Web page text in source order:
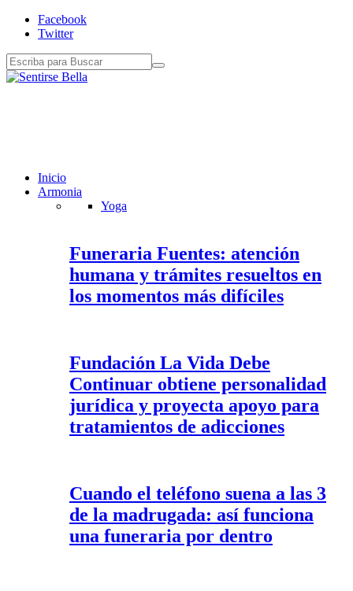
Facebook
Twitter
Inicio
Armonia
Yoga
Funeraria Fuentes: atención
humana y trámites resueltos en
los momentos más difíciles
Fundación La Vida Debe
Continuar obtiene personalidad
jurídica y proyecta apoyo para
tratamientos de adicciones
Cuando el teléfono suena a las 3
de la madrugada: así funciona
una funeraria por dentro